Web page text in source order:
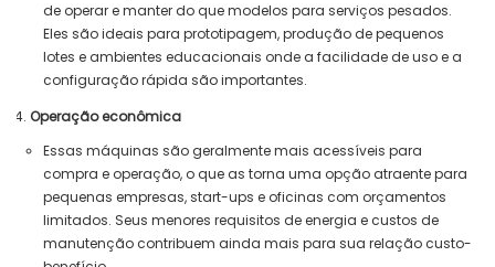
de operar e manter do que modelos para serviços pesados.
Eles são ideais para prototipagem, produção de pequenos
lotes e ambientes educacionais onde a facilidade de uso e a
configuração rápida são importantes.
Operação econômica
Essas máquinas são geralmente mais acessíveis para
compra e operação, o que as torna uma opção atraente para
pequenas empresas, start-ups e oficinas com orçamentos
limitados. Seus menores requisitos de energia e custos de
manutenção contribuem ainda mais para sua relação custo-